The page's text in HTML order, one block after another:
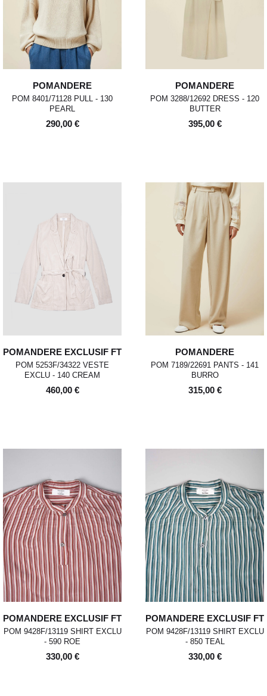
POMANDERE
POM 8401/71128 PULL - 130
PEARL
290,00 €
POMANDERE
POM 3288/12692 DRESS - 120
BUTTER
395,00 €
POMANDERE EXCLUSIF FT
POM 5253F/34322 VESTE
EXCLU - 140 CREAM
460,00 €
POMANDERE
POM 7189/22691 PANTS - 141
BURRO
315,00 €
POMANDERE EXCLUSIF FT
POM 9428F/13119 SHIRT EXCLU
- 590 ROE
330,00 €
POMANDERE EXCLUSIF FT
POM 9428F/13119 SHIRT EXCLU
- 850 TEAL
330,00 €